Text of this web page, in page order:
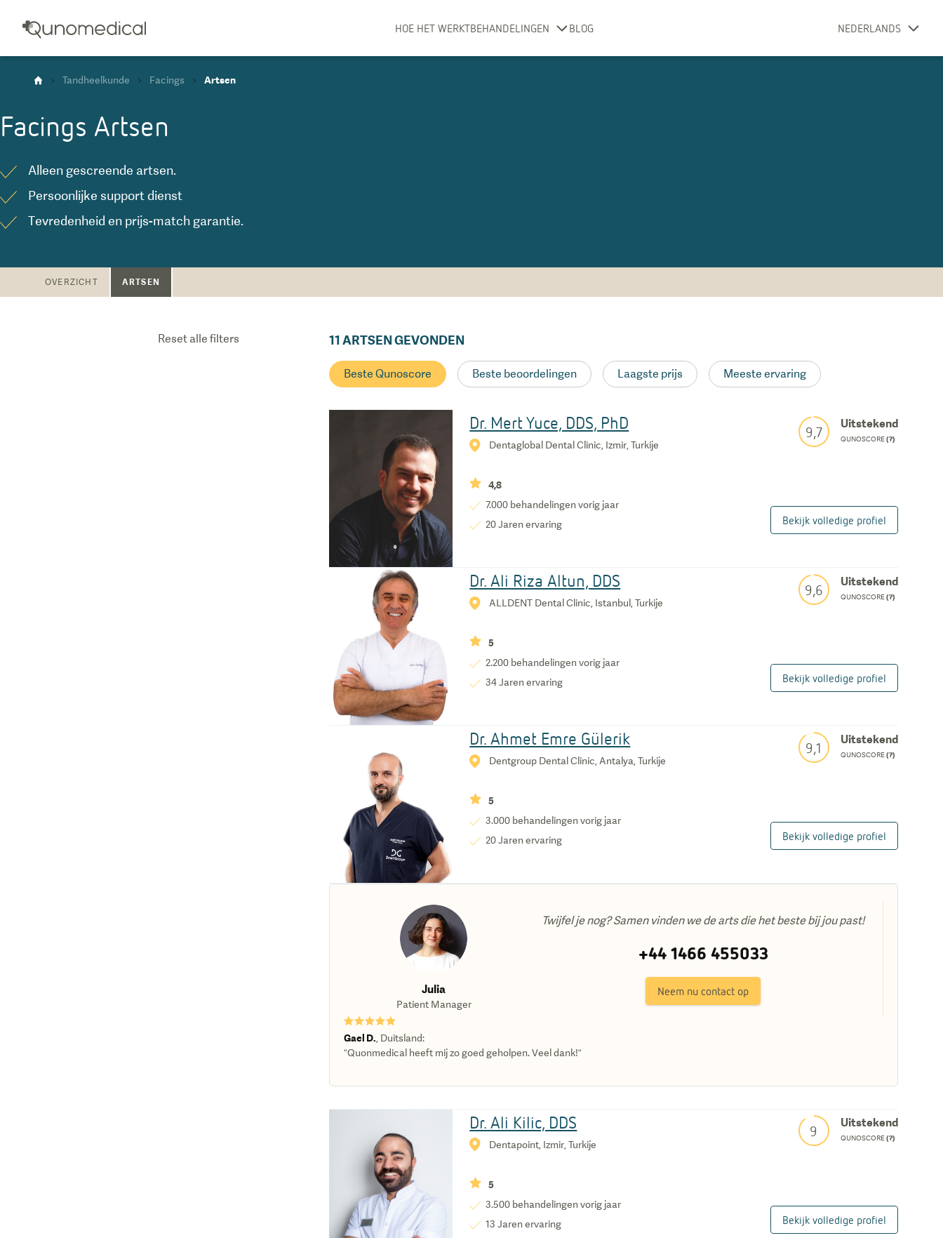
HOE HET WERKTBEHANDELINGEN BLOG NEDERLANDS
Tandheelkunde Facings Artsen
Facings Artsen
Alleen gescreende artsen.
Persoonlijke support dienst
Tevredenheid en prijs-match garantie.
OVERZICHT ARTSEN
Reset alle filters 11ARTSEN GEVONDEN
Beste Qunoscore Beste beoordelingen Laagste prijs Meeste ervaring
Dr. Mert Yuce, DDS, PhD
Dentaglobal Dental Clinic, Izmir, Turkije
9,7 Uitstekend
QUNOSCORE(?)
4,8
7.000 behandelingen vorig jaar
20 Jaren ervaring Bekijk volledige profiel
Dr. Ali Riza Altun, DDS
ALLDENT Dental Clinic, Istanbul, Turkije
9,6 Uitstekend
QUNOSCORE(?)
5
2.200 behandelingen vorig jaar
34 Jaren ervaring Bekijk volledige profiel
Dr. Ahmet Emre Gülerik
Dentgroup Dental Clinic, Antalya, Turkije
9,1 Uitstekend
QUNOSCORE(?)
5
3.000 behandelingen vorig jaar
20 Jaren ervaring Bekijk volledige profiel
Julia
Patient Manager
Twijfel je nog? Samen vinden we de arts die het beste bij jou past!
+44 1466 455033
Neem nu contact op
★★★★★
Gael D. Duitsland:
“Quonmedical heeft mij zo goed geholpen. Veel dank!“
Dr. Ali Kilic, DDS
Dentapoint, Izmir, Turkije
9 Uitstekend
QUNOSCORE(?)
5
3.500 behandelingen vorig jaar
13 Jaren ervaring Bekijk volledige profiel